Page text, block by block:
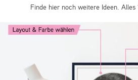
Finde hier noch weitere Ideen. Alles